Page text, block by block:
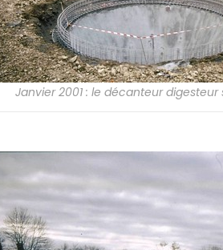
Janvier 2001 : le décanteur